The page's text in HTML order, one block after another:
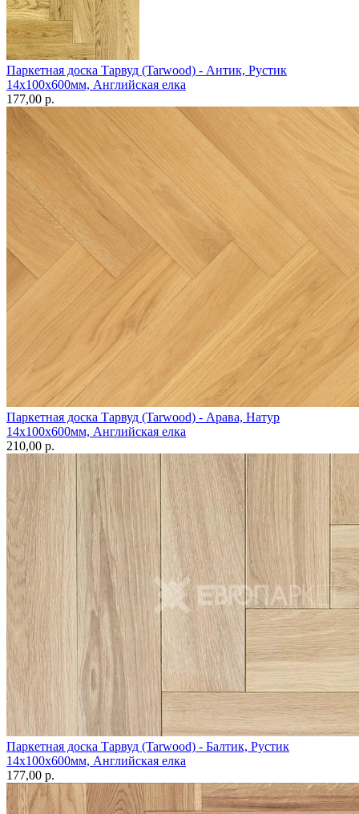
Паркетная доска Тарвуд (Tarwood) - Антик, Рустик
14х100х600мм, Английская елка
177,00 p.
Паркетная доска Тарвуд (Tarwood) - Арава, Натур
14х100х600мм, Английская елка
210,00 p.
Паркетная доска Тарвуд (Tarwood) - Балтик, Рустик
14х100х600мм, Английская елка
177,00 p.